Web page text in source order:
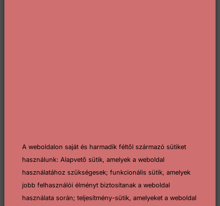
A weboldalon saját és harmadik féltől származó sütiket
használunk: Alapvető sütik, amelyek a weboldal
használatához szükségesek; funkcionális sütik, amelyek
jobb felhasználói élményt biztosítanak a weboldal
használata során; teljesítmény-sütik, amelyeket a weboldal
Sport 2021-10-28
Kárpát-medencei veteránok
találkozója és családi nap Pécs